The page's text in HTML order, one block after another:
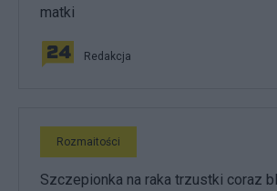
matki
Redakcja
Rozmaitości
Szczepionka na raka trzustki coraz